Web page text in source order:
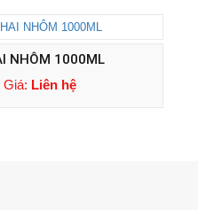
NHÔM 1000ML
Giá: Liên hệ